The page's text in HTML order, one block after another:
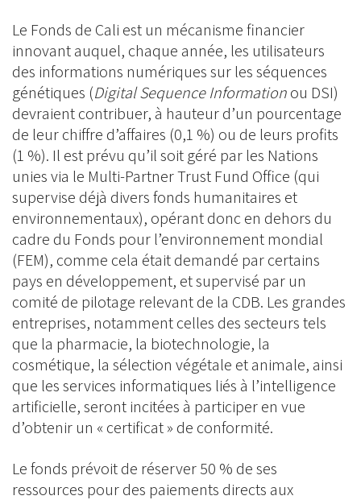
Le Fonds de Cali est un mécanisme financier
innovant auquel, chaque année, les utilisateurs
des informations numériques sur les séquences
génétiques (Digital Sequence Informationou DSI)
devraient contribuer, à hauteur d’un pourcentage
de leur chiffre d’affaires (0,1 %) ou de leurs profits
(1 %). Il est prévu qu’il soit géré par les Nations
unies via le Multi-Partner Trust Fund Office (qui
supervise déjà divers fonds humanitaires et
environnementaux), opérant donc en dehors du
cadre du Fonds pour l’environnement mondial
(FEM), comme cela était demandé par certains
pays en développement, et supervisé par un
comité de pilotage relevant de la CDB. Les grandes
entreprises, notamment celles des secteurs tels
que la pharmacie, la biotechnologie, la
cosmétique, la sélection végétale et animale, ainsi
que les services informatiques liés à l’intelligence
artificielle, seront incitées à participer en vue
d’obtenir un « certificat » de conformité.
Le fonds prévoit de réserver 50 % de ses
ressources pour des paiements directs aux